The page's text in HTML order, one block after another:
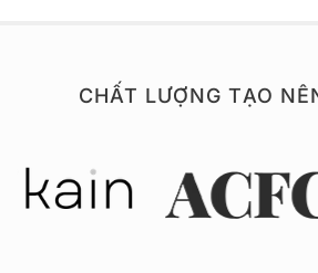
CHẤT LƯỢNG TẠO